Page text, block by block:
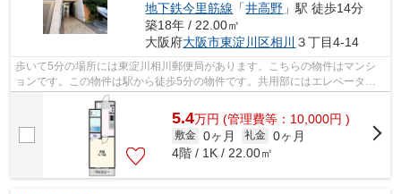
地下鉄今里筋線 「井高野 」駅 徒歩14分
築18年 / 22.00㎡
大阪府大阪市東淀川区相川 ３丁目4-14
歩いて5分の場所には東淀川相川郵便局があります。こちらの物件はマンシ
ョンです。この物件は駅から徒歩5分の物件です。共用部にはエレベータ・
敷地内ごみ置き場などが備わっておりと...
5.4万円 (管理費等：10,000円 )
敷金 0ヶ月 礼金 0ヶ月
4階 / 1K / 22.00㎡